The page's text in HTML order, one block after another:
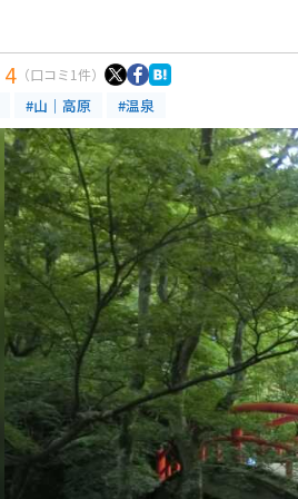
4 （口コミ1件）
#山｜高原 #温泉